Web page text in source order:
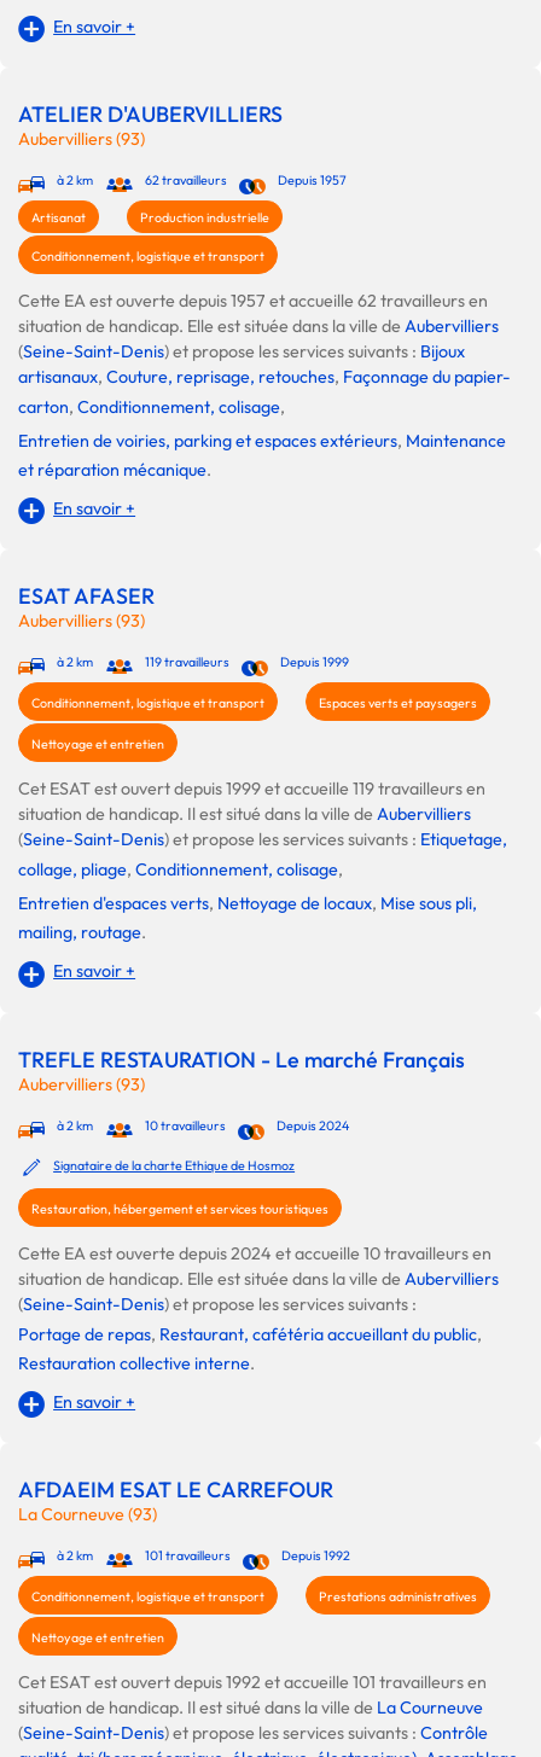
En savoir +
ATELIER D'AUBERVILLIERS
Aubervilliers (93)
à 2 km 62 travailleurs Depuis 1957
Artisanat Production industrielle
Conditionnement, logistique et transport
Cette EA est ouverte depuis 1957 et accueille 62 travailleurs en
situation de handicap. Elle est située dans la ville deAubervilliers
(Seine-Saint-Denis) et propose les services suivants : Bijoux
artisanaux, Couture, reprisage, retouches, Façonnage du papier-
carton, Conditionnement, colisage,
Entretien de voiries, parking et espaces extérieurs, Maintenance
et réparation mécanique.
En savoir +
ESAT AFASER
Aubervilliers (93)
à 2 km 119 travailleurs Depuis 1999
Conditionnement, logistique et transport Espaces verts et paysagers
Nettoyage et entretien
Cet ESAT est ouvert depuis 1999 et accueille 119 travailleurs en
situation de handicap. Il est situé dans la ville deAubervilliers
(Seine-Saint-Denis) et propose les services suivants : Etiquetage,
collage, pliage, Conditionnement, colisage,
Entretien d'espaces verts, Nettoyage de locaux, Mise sous pli,
mailing, routage.
En savoir +
TREFLE RESTAURATION - Le marché Français
Aubervilliers (93)
à 2 km 10 travailleurs Depuis 2024
Signataire de la charte Ethique de Hosmoz
Restauration, hébergement et services touristiques
Cette EA est ouverte depuis 2024 et accueille 10 travailleurs en
situation de handicap. Elle est située dans la ville de Aubervilliers
(Seine-Saint-Denis) et propose les services suivants :
Portage de repas, Restaurant, cafétéria accueillant du public,
Restauration collective interne.
En savoir +
AFDAEIM ESAT LE CARREFOUR
La Courneuve (93)
à 2 km 101 travailleurs Depuis 1992
Conditionnement, logistique et transport Prestations administratives
Nettoyage et entretien
Cet ESAT est ouvert depuis 1992 et accueille 101 travailleurs en
situation de handicap. Il est situé dans la ville de La Courneuve
(Seine-Saint-Denis) et propose les services suivants : Contrôle